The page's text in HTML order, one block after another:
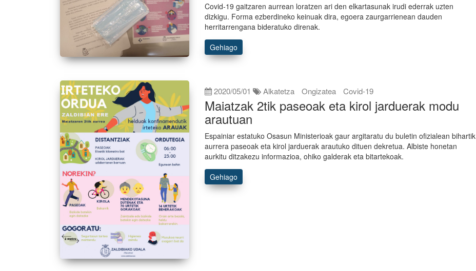
Covid-19 gaitzaren aurrean loratzen ari den elkartasunak irudi ederrak uzten
dizkigu. Forma ezberdineko keinuak dira, egoera zaurgarrienean dauden
herritarrengana bideratuko direnak.
Gehiago
2020/05/01 Alkatetza Ongizatea Covid-19
Maiatzak 2tik paseoak eta kirol jarduerak modu
arautuan
Espainiar estatuko Osasun Ministerioak gaur argitaratu du buletin ofizialean bihartik
aurrera paseoak eta kirol jarduerak arautuko dituen dekretua. Albiste honetan
aurkitu ditzakezu informazioa, ohiko galderak eta bitartekoak.
Gehiago